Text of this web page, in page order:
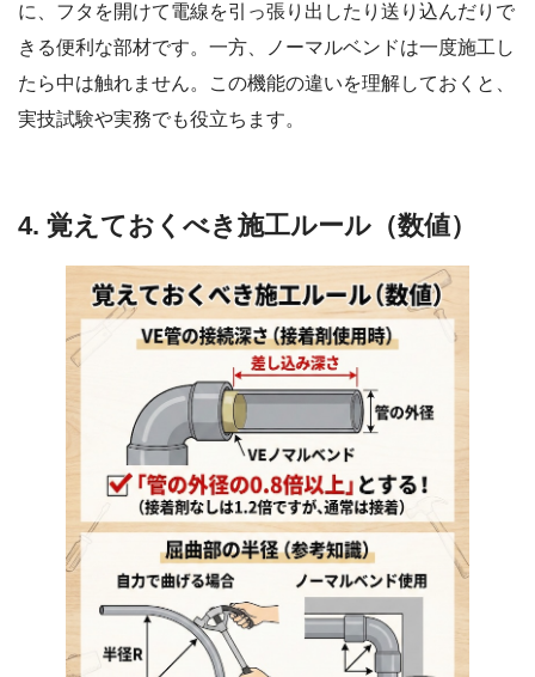
に、フタを開けて電線を引っ張り出したり送り込んだりで
きる便利な部材です。一方、ノーマルベンドは一度施工し
たら中は触れません。この機能の違いを理解しておくと、
実技試験や実務でも役立ちます。
4. 覚えておくべき施工ルール（数値）